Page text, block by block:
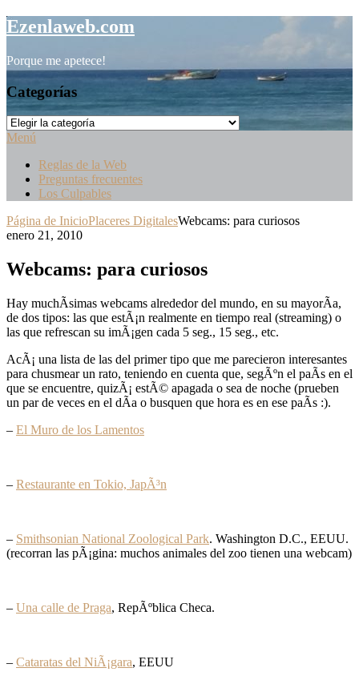
Saltar
al
Ezenlaweb.com
Porque me apetece!
Categorías
Categorías
Menú
Reglas de la Web
Preguntas frecuentes
Los Culpables
Página de InicioPlaceres DigitalesWebcams: para curiosos
enero 21, 2010
Webcams: para curiosos
Hay muchÃ­simas webcams alrededor del mundo, en su mayorÃ­a,
de dos tipos: las que estÃ¡n realmente en tiempo real (streaming) o
las que refrescan su imÃ¡gen cada 5 seg., 15 seg., etc.
AcÃ¡ una lista de las del primer tipo que me parecieron interesantes
para chusmear un rato, teniendo en cuenta que, segÃºn el paÃ­s en el
que se encuentre, quizÃ¡ estÃ© apagada o sea de noche (prueben
un par de veces en el dÃ­a o busquen que hora es en ese paÃ­s :).
– El Muro de los Lamentos
– Restaurante en Tokio, JapÃ³n
– Smithsonian National Zoological Park. Washington D.C., EEUU.
(recorran las pÃ¡gina: muchos animales del zoo tienen una webcam)
– Una calle de Praga, RepÃºblica Checa.
– Cataratas del NiÃ¡gara, EEUU